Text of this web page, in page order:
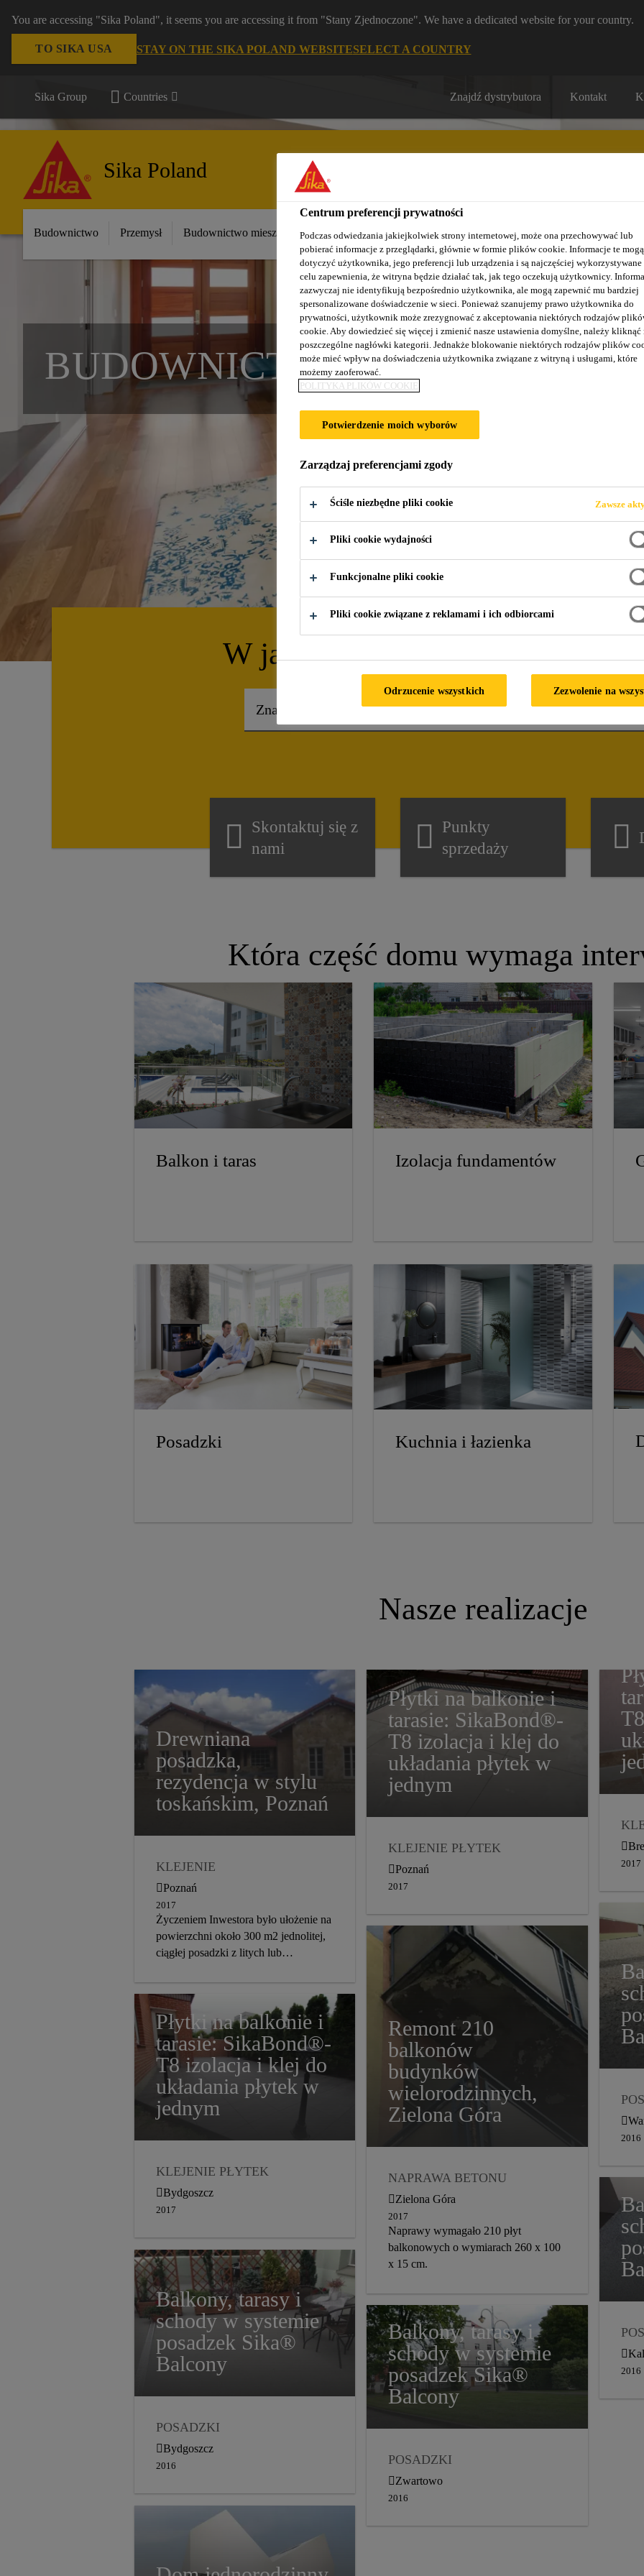
You are accessing "Sika Poland", it seems you are accessing it from "Stany Zjednoczone". We have a dedicated website for your country.
TO SIKA USA STAY ON THE SIKA POLAND WEBSITESELECT A COUNTRY
Sika Group Countries Znajdź dystrybutora Kontakt
Sika Poland
Budownictwo Przemysł Budownictwo mieszkaniowe Nasze realizacje Baza wiedzy / Dokumentacja Szkolenia
BUDOWNICTWO
W jaki sposób możemy Państwu
Skontaktuj się z
nami
Punkty
sprzedaży
Która część domu wymaga
Balkon i taras Izolacja fundamentów
Posadzki Kuchnia i łazienka
Nasze realizacje
Drewniana
posadzka,
rezydencja w stylu
toskańskim, Poznań
KLEJENIE
PODŁOGI DREWNIANE,
PARKIETY
DYSTRYBUCJA
2015
Poznań
2017
Życzeniem Inwestora było ułożenie na
powierzchni około 300 m2 jednolitej,
ciągłej posadzki z litych lub
Płytki na balkonie i
tarasie: SikaBond®-
T8 izolacja i klej do
układania płytek w
jednym
KLEJENIE PŁYTEK
MATERIAŁY
USZCZELNIAJĄCE
DYSTRYBUCJA
2017
Poznań
2017
2017
Płytki na balkonie i
tarasie: SikaBond®-
T8 izolacja i klej do
układania płytek w
jednym
KLEJENIE PŁYTEK
MATERIAŁY
USZCZELNIAJĄCE
DYSTRYBUCJA
2017
Bydgoszcz
2017
Remont 210
balkonów
budynków
wielorodzinnych,
Zielona Góra
NAPRAWA BETONU
RENOWACJE
BALKONY I TARASY
DYSTRYBUCJA
2017
Zielona Góra
2017
Naprawy wymagało 210 płyt
balkonowych o wymiarach 260 x 100
x 15 cm.
2016
Balkony, tarasy i
schody w systemie
posadzek Sika®
Balcony
POSADZKI
BALKONY I TARASY
DYSTRYBUCJA
Bydgoszcz
2016
Balkony, tarasy i
schody w systemie
posadzek Sika®
Balcony
POSADZKI
BALKONY I TARASY
DYSTRYBUCJA
Zwartowo
2016
2016
Centrum preferencji prywatności
Podczas odwiedzania jakiejkolwiek strony internetowej, może ona przechowywać lub
pobierać informacje z przeglądarki, głównie w formie plików cookie. Informacje te mogą
dotyczyć użytkownika, jego preferencji lub urządzenia i są najczęściej wykorzystywane
celu zapewnienia, że witryna będzie działać tak, jak tego oczekują użytkownicy.
zazwyczaj nie identyfikują bezpośrednio użytkownika, ale mogą zapewnić mu bardziej
spersonalizowane doświadczenie w sieci. Ponieważ szanujemy prawo użytkownika do
prywatności, użytkownik może zrezygnować z akceptowania niektórych rodzajów
cookie. Aby dowiedzieć się więcej i zmienić nasze ustawienia domyślne, należy kliknąć
poszczególne nagłówki kategorii. Jednakże blokowanie niektórych rodzajów plików
może mieć wpływ na doświadczenia użytkownika związane z witryną i usługami, które
możemy zaoferować.
POLITYKA PLIKÓW COOKIE
Potwierdzenie moich wyborów
Zarządzaj preferencjami zgody
Ściśle niezbędne pliki cookie Zawsze
Pliki cookie wydajności
Funkcjonalne pliki cookie
Pliki cookie związane z reklamami i ich odbiorcami
Odrzucenie wszystkich Zezwolenie na